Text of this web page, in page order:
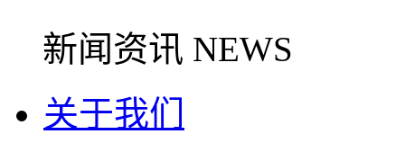
新闻资讯 NEWS
关于我们